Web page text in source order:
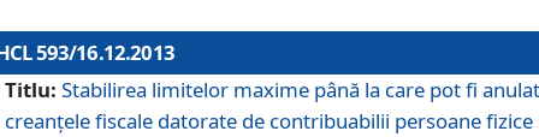
593/16.12.2013
Titlu: Stabilirea limitelor maxime până la care pot fi
creanţele fiscale datorate de contribuabilii persoane fizice